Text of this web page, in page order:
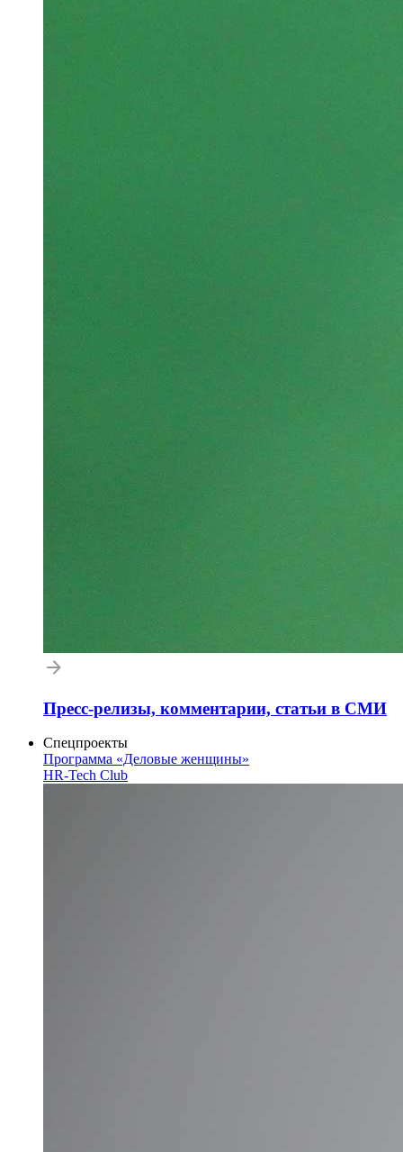
Пресс-релизы, комментарии, статьи в СМИ
Спецпроекты
Программа «Деловые женщины»
HR-Tech Club